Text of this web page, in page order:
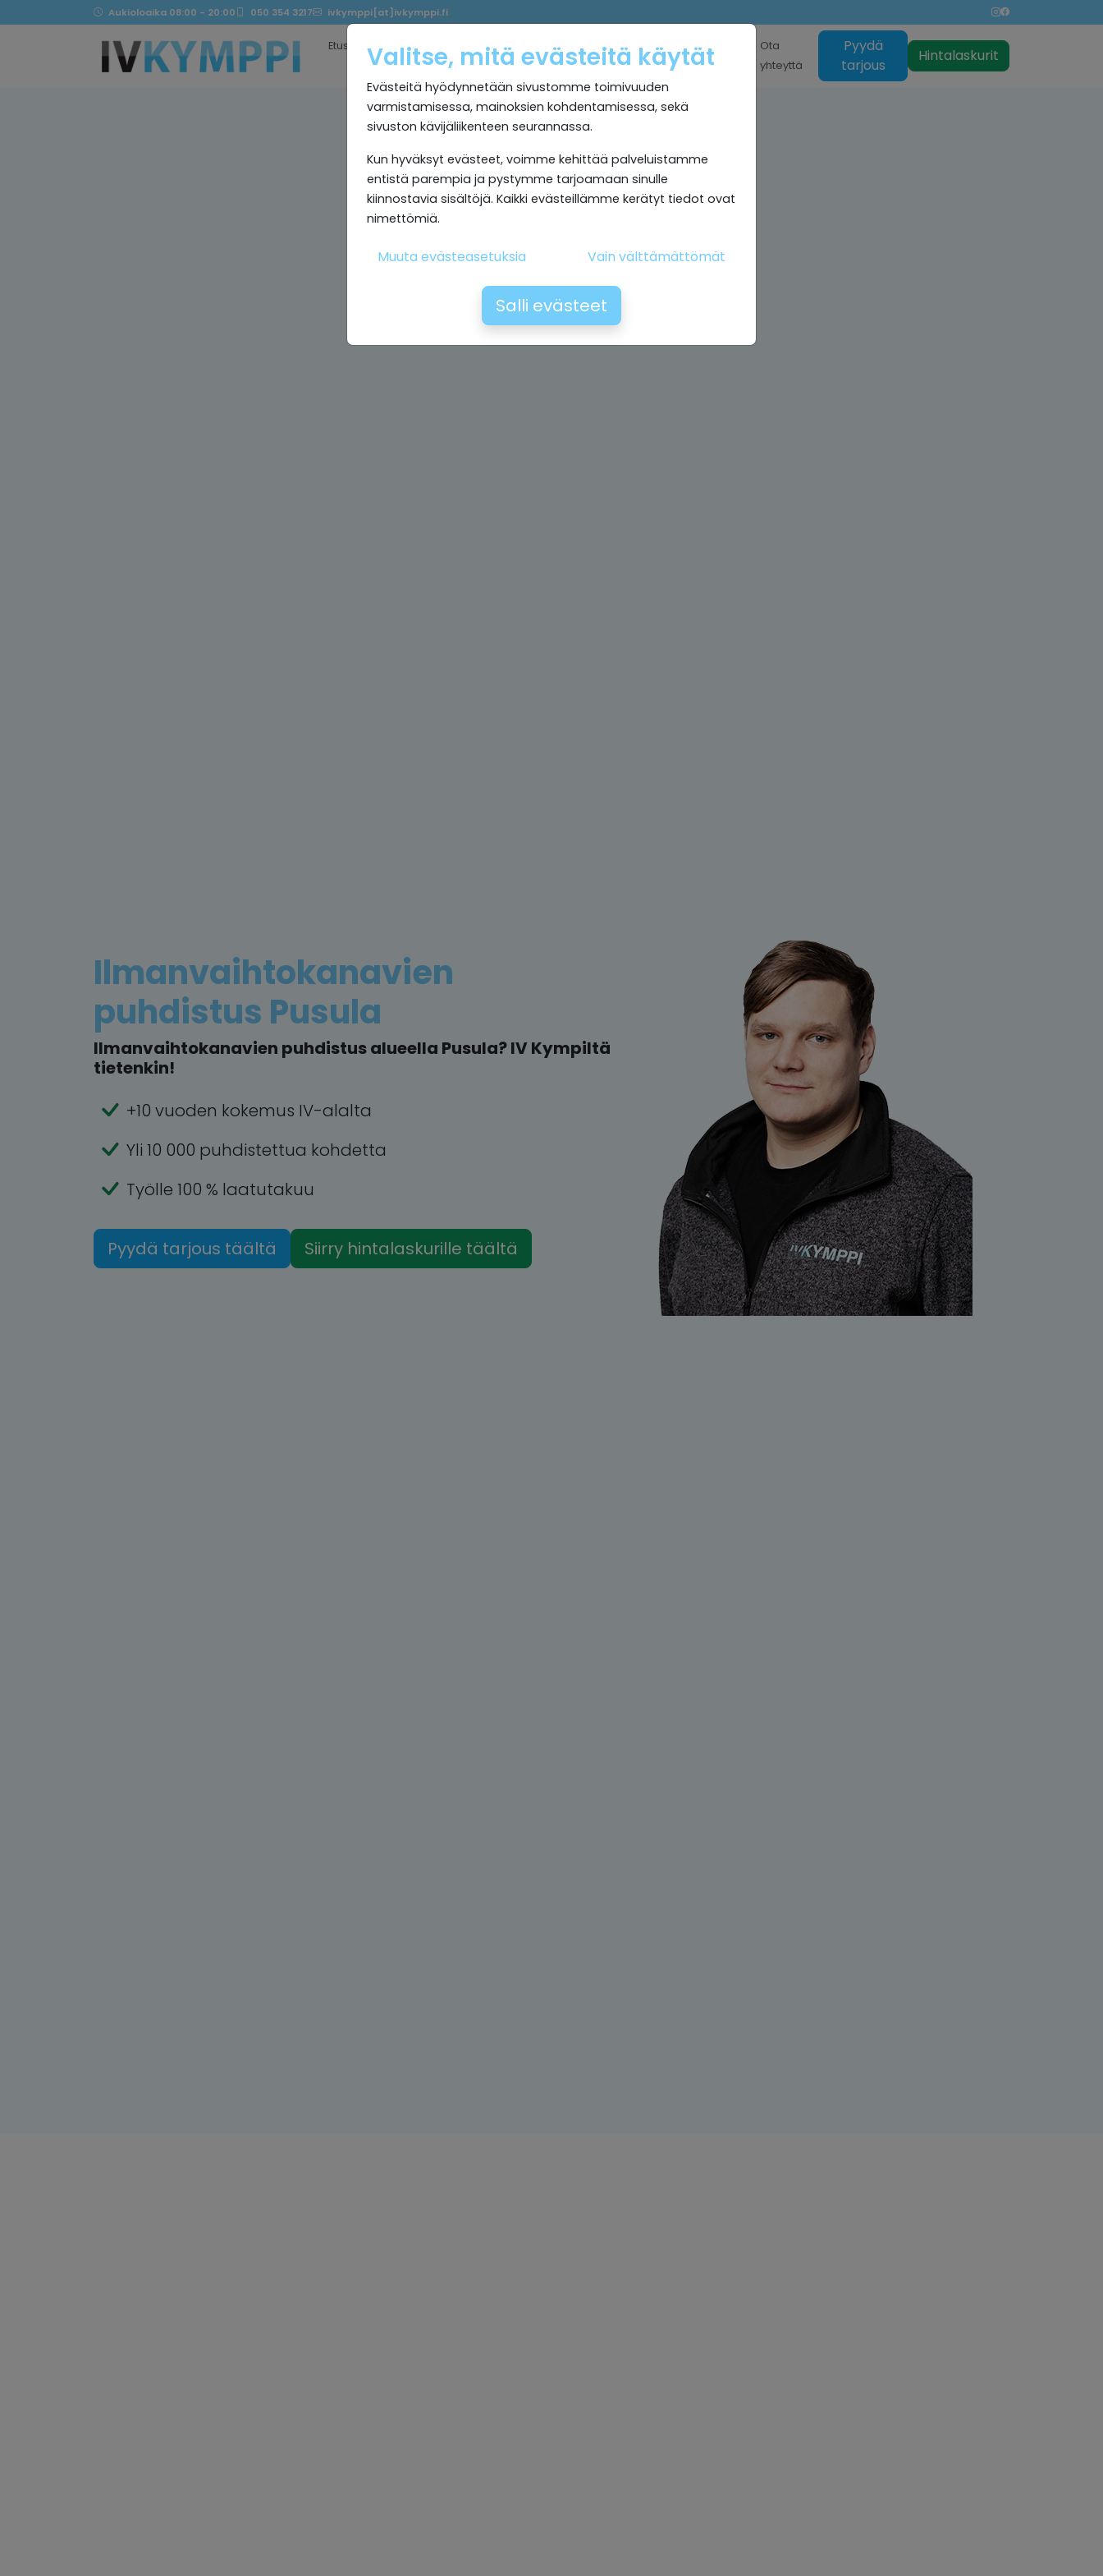
Aukioloaika 08:00 - 20:00 050 354 3217 ivkymppi[at]ivkymppi.fi
Etusivu Palvelumme
Ultrapuhdas
sisäilma
Kymppi
Kokemuksia Rekrytointi
Ota
yhteyttä
Pyydä
tarjous
Hintalaskurit
Ilmanvaihtokanavien
puhdistus Pusula
Ilmanvaihtokanavien puhdistus alueella Pusula? IV Kympiltä
tietenkin!
+10 vuoden kokemus IV-alalta
Yli 10 000 puhdistettua kohdetta
Työlle 100 % laatutakuu
Pyydä tarjous täältä Siirry hintalaskurille täältä
Valitse, mitä evästeitä käytät
Evästeitä hyödynnetään sivustomme toimivuuden
varmistamisessa, mainoksien kohdentamisessa, sekä
sivuston kävijäliikenteen seurannassa.
Kun hyväksyt evästeet, voimme kehittää palveluistamme
entistä parempia ja pystymme tarjoamaan sinulle
kiinnostavia sisältöjä. Kaikki evästeillämme kerätyt tiedot ovat
nimettömiä.
Muuta evästeasetuksia Vain välttämättömät
Salli evästeet